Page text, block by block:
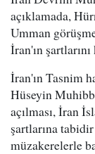
açıklamada,
Umman
İran'ın
İran'ın Tasnim
Hüseyin
açılması, İran
şartlarına
müzakerelerle